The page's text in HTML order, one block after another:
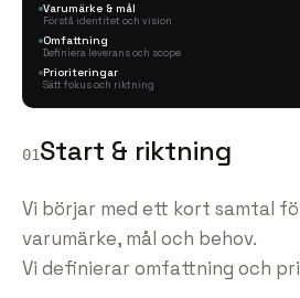
Varumärke & mål
Förstå identitet och vision
Omfattning
Definiera leverans och scope
Prioriteringar
Sätt fokus och riktning
01Start & riktning
Vi börjar med ett kort samtal
varumärke, mål och behov.
Vi definierar omfattning och